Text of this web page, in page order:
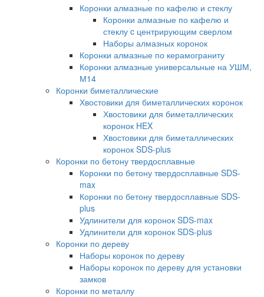
Коронки алмазные по кафелю и стеклу
Коронки алмазные по кафелю и
стеклу c центрирующим сверлом
Наборы алмазных коронок
Коронки алмазные по керамограниту
Коронки алмазные универсальные на УШМ,
М14
Коронки биметаллические
Хвостовики для биметаллических коронок
Хвостовики для биметаллических
коронок HEX
Хвостовики для биметаллических
коронок SDS-plus
Коронки по бетону твердосплавные
Коронки по бетону твердосплавные SDS-
max
Коронки по бетону твердосплавные SDS-
plus
Удлинители для коронок SDS-max
Удлинители для коронок SDS-plus
Коронки по дереву
Наборы коронок по дереву
Наборы коронок по дереву для установки
замков
Коронки по металлу